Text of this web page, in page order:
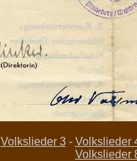
Volkslieder 3- Volkslieder
Volkslieder